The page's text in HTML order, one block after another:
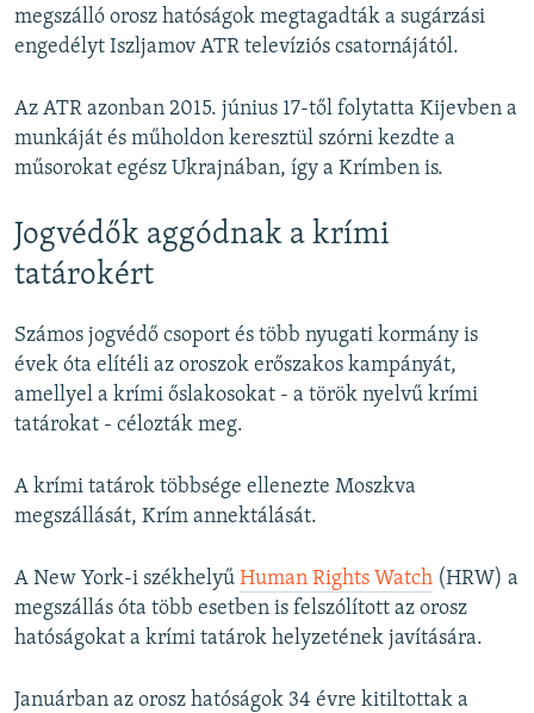
megszálló orosz hatóságok megtagadták a sugárzási
engedélyt Iszljamov ATR televíziós csatornájától.
Az ATR azonban 2015. június 17-től folytatta Kijevben a
munkáját és műholdon keresztül szórni kezdte a
műsorokat egész Ukrajnában, így a Krímben is.
Jogvédők aggódnak a krími
tatárokért
Számos jogvédő csoport és több nyugati kormány is
évek óta elítéli az oroszok erőszakos kampányát,
amellyel a krími őslakosokat - a török nyelvű krími
tatárokat - célozták meg.
A krími tatárok többsége ellenezte Moszkva
megszállását, Krím annektálását.
A New York-i székhelyű Human Rights Watch (HRW) a
megszállás óta több esetben is felszólított az orosz
hatóságokat a krími tatárok helyzetének javítására.
Januárban az orosz hatóságok 34 évre kitiltottak a